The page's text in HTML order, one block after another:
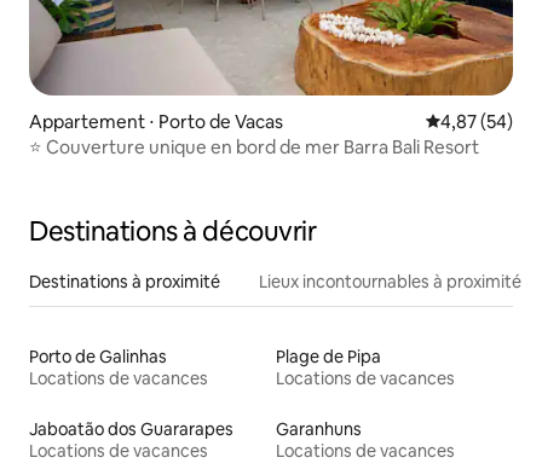
Appartement ⋅ Porto de Vacas Évaluation
4,87 (54)
⭐️ Couverture unique en bord de mer Barra Bali Resort
Destinations à découvrir
Destinations à proximité Lieux incontournables à proximité
Porto de Galinhas
Locations de vacances
Plage de Pipa
Locations de vacances
Jaboatão dos Guararapes
Locations de vacances
Garanhuns
Locations de vacances